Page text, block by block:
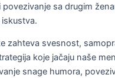
sa drugim
zahteva svesnost,
koje jačaju naše
snage humora,